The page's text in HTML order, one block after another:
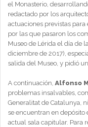
el Monasterio,
redactado por los
actuaciones previstas
por las que pasaron los
Museo de Lérida el día de
diciembre de 2017),
salida del Museo, y pidió
A continuación, Alfonso
problemas insalvables,
Generalitat de Catalunya,
se encuentran en depósito
actual sala capitular. Para